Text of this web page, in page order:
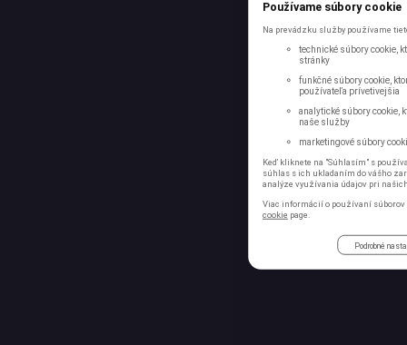
Používame súbory cookie
Na prevádzku služby používame
technické súbory cookie,
stránky
funkčné súbory cookie,
používateľa prívetivejšia
analytické súbory cookie,
naše služby
marketingové súbory
Keď kliknete na "Súhlasím" s
súhlas s ich ukladaním do vášho
analýze využívania údajov pri
Viac informácií o používaní
cookie page.
Podrobné